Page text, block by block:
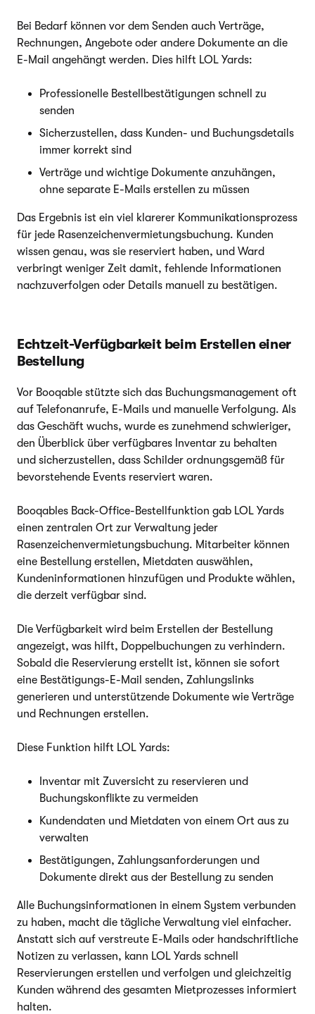
Bei Bedarf können vor dem Senden auch Verträge,
Rechnungen, Angebote oder andere Dokumente an die
E-Mail angehängt werden. Dies hilft LOL Yards:
Professionelle Bestellbestätigungen schnell zu
senden
Sicherzustellen, dass Kunden- und Buchungsdetails
immer korrekt sind
Verträge und wichtige Dokumente anzuhängen,
ohne separate E-Mails erstellen zu müssen
Das Ergebnis ist ein viel klarerer Kommunikationsprozess
für jede Rasenzeichenvermietungsbuchung. Kunden
wissen genau, was sie reserviert haben, und Ward
verbringt weniger Zeit damit, fehlende Informationen
nachzuverfolgen oder Details manuell zu bestätigen.
Echtzeit-Verfügbarkeit beim Erstellen einer
Bestellung
Vor Booqable stützte sich das Buchungsmanagement oft
auf Telefonanrufe, E-Mails und manuelle Verfolgung. Als
das Geschäft wuchs, wurde es zunehmend schwieriger,
den Überblick über verfügbares Inventar zu behalten
und sicherzustellen, dass Schilder ordnungsgemäß für
bevorstehende Events reserviert waren.
Booqables Back-Office-Bestellfunktion gab LOL Yards
einen zentralen Ort zur Verwaltung jeder
Rasenzeichenvermietungsbuchung. Mitarbeiter können
eine Bestellung erstellen, Mietdaten auswählen,
Kundeninformationen hinzufügen und Produkte wählen,
die derzeit verfügbar sind.
Die Verfügbarkeit wird beim Erstellen der Bestellung
angezeigt, was hilft, Doppelbuchungen zu verhindern.
Sobald die Reservierung erstellt ist, können sie sofort
eine Bestätigungs-E-Mail senden, Zahlungslinks
generieren und unterstützende Dokumente wie Verträge
und Rechnungen erstellen.
Diese Funktion hilft LOL Yards:
Inventar mit Zuversicht zu reservieren und
Buchungskonflikte zu vermeiden
Kundendaten und Mietdaten von einem Ort aus zu
verwalten
Bestätigungen, Zahlungsanforderungen und
Dokumente direkt aus der Bestellung zu senden
Alle Buchungsinformationen in einem System verbunden
zu haben, macht die tägliche Verwaltung viel einfacher.
Anstatt sich auf verstreute E-Mails oder handschriftliche
Notizen zu verlassen, kann LOL Yards schnell
Reservierungen erstellen und verfolgen und gleichzeitig
Kunden während des gesamten Mietprozesses informiert
halten.